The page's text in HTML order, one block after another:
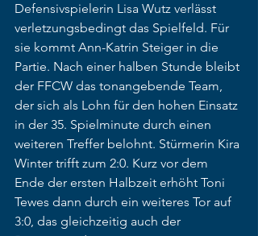
Defensivspielerin Lisa Wutz verlässt
verletzungsbedingt das Spielfeld. Für
sie kommt Ann-Katrin Steiger in die
Partie. Nach einer halben Stunde bleibt
der FFCW das tonangebende Team,
der sich als Lohn für den hohen Einsatz
in der 35. Spielminute durch einen
weiteren Treffer belohnt. Stürmerin Kira
Winter trifft zum 2:0. Kurz vor dem
Ende der ersten Halbzeit erhöht Toni
Tewes dann durch ein weiteres Tor auf
3:0, das gleichzeitig auch der